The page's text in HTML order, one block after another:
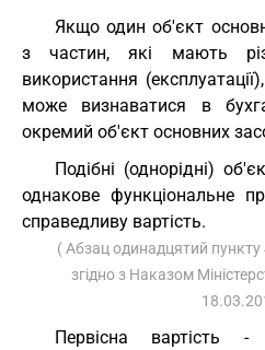
Якщо один об'єкт
з частин, які мають
використання
може визнаватися в
окремий об'єкт основних
Подібні (однорідні)
однакове функціональне
справедливу вартість.
( Абзац одинадцятий пункту
згідно з Наказом
Первісна вартість -